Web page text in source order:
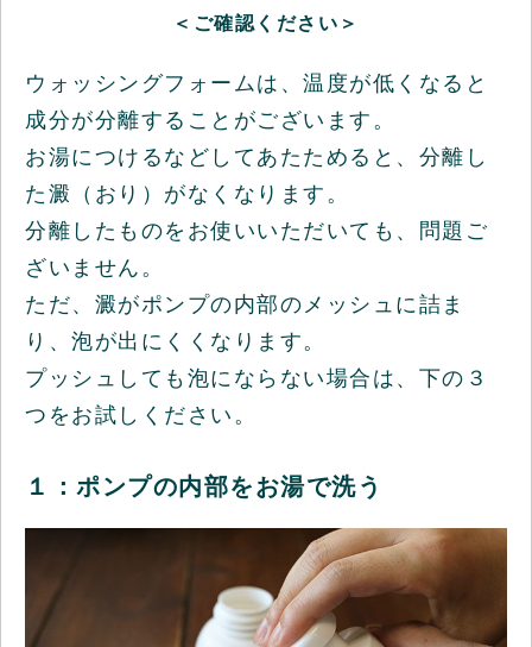
＜ご確認ください＞
ウォッシングフォームは、温度が低くなると
成分が分離することがございます。
お湯につけるなどしてあたためると、分離し
た澱（おり）がなくなります。
分離したものをお使いいただいても、問題ご
ざいません。
ただ、澱がポンプの内部のメッシュに詰ま
り、泡が出にくくなります。
プッシュしても泡にならない場合は、下の３
つをお試しください。
１：ポンプの内部をお湯で洗う